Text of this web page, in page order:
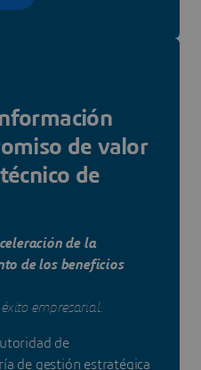
de valor
de
de la
de los beneficios
empresarial.
de
de gestión estratégica